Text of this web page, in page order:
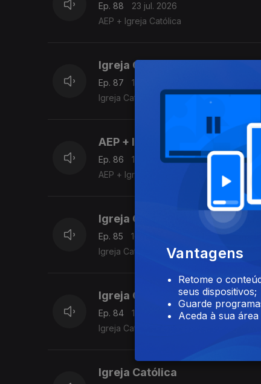
Ep. 88
23 jul. 2026
AEP + Igreja Católica
Igreja Católica
Ep. 87
19 jul. 2026
Igreja Católica
AEP + Igreja Católica
Ep. 86
18 jul. 2026
AEP + Igreja Católica
Igreja Católica Ortodoxa de
Ep. 85
16 jul. 2026
Igreja Católica Ortodoxa de Portugal +
Igreja Católica + AEP
Ep. 84
12 jul. 2026
Igreja Católica + AEP
Igreja Católica
Vantagens
Retome o
seus dispositivos;
Guarde
Aceda à sua área